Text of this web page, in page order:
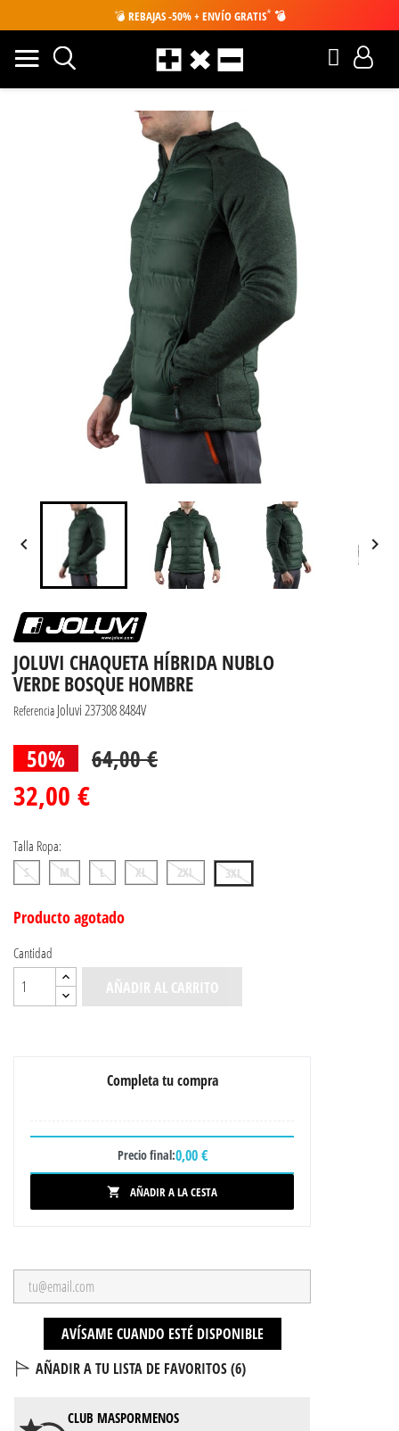
💣 REBAJAS -50% + ENVÍO GRATIS* 💣
 
JOLUVI CHAQUETA HÍBRIDA NUBLO
VERDE BOSQUE HOMBRE
Referencia Joluvi 237308 8484V
50% 64,00 €
32,00 €
Talla Ropa:
S M L XL 2XL 3XL
Producto agotado
Cantidad
AÑADIR AL CARRITO
Completa tu compra
Precio final:0,00 €
 AÑADIR A LA CESTA
AVÍSAME CUANDO ESTÉ DISPONIBLE
AÑADIR A TU LISTA DE FAVORITOS (6)
CLUB MASPORMENOS